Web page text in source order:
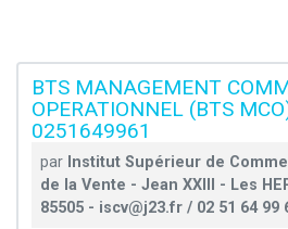
BTS MANAGEMENT
OPERATIONNEL (BTS
0251649961
par Institut Supérieur de
de la Vente - Jean XXIII - Les
85505 - iscv@j23.fr / 02 51 64 99